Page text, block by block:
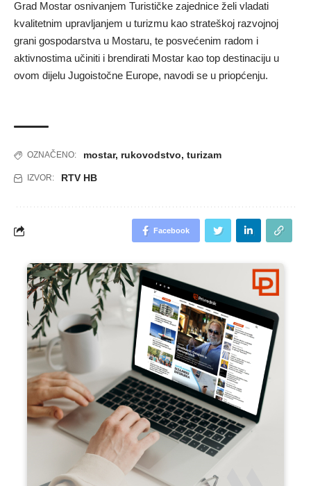
Grad Mostar osnivanjem Turističke zajednice želi vladati
kvalitetnim upravljanjem u turizmu kao strateškoj razvojnoj
grani gospodarstva u Mostaru, te posvećenim radom i
aktivnostima učiniti i brendirati Mostar kao top destinaciju u
ovom dijelu Jugoistočne Europe, navodi se u priopćenju.
OZNAČENO: mostar, rukovodstvo, turizam
IZVOR: RTV HB
Facebook